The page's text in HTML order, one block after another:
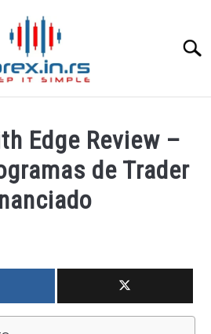
DE DIVISAS
Edge Review –
de Trader